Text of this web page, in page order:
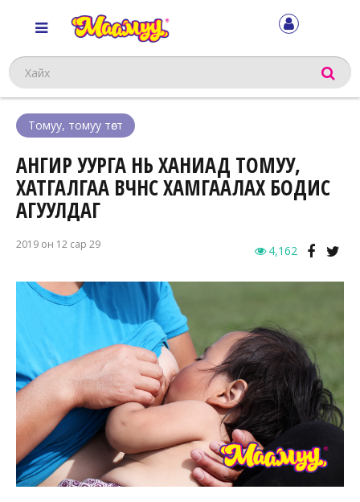
Хайх
Томуу, томуу төст
АНГИР УУРГА НЬ ХАНИАД ТОМУУ,
ХАТГАЛГАА ӨВЧНӨӨС ХАМГААЛАХ БОДИС
АГУУЛДАГ
2019 он 12 сар 29 4,162